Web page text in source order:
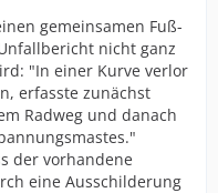
gemeinsamen Fuß-
nicht ganz
"In einer Kurve verlor
erfasste zunächst
Radweg und danach
der vorhandene
eine Ausschilderung